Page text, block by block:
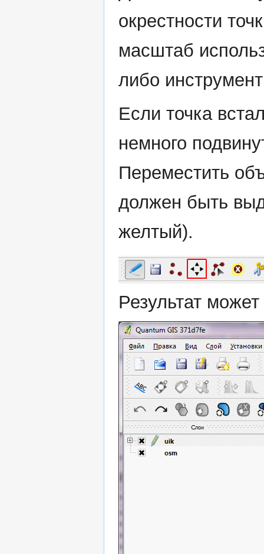
окрестности
масштаб
либо
Если точка
немного
Переместить
должен быть
желтый).
Результат